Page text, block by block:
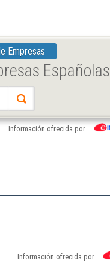
Empresas
Españolas
Información ofrecida por
Información ofrecida por